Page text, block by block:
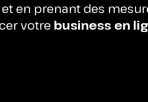
en prenant des
votre business en